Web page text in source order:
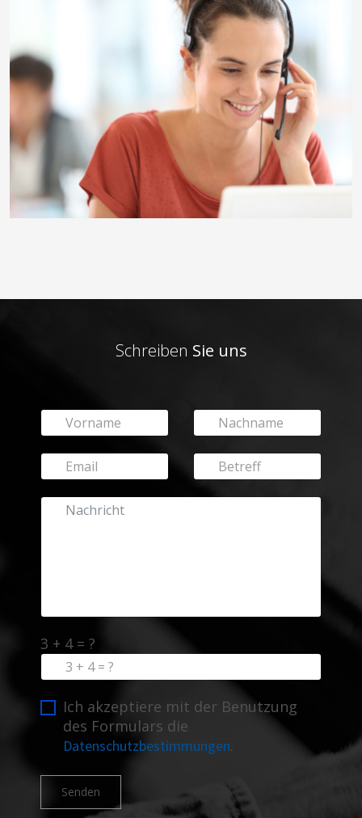
Schreiben Sie uns
3 + 4 = ?
Ich akzeptiere mit der Benutzung
des Formulars die
Datenschutzbestimmungen.
Senden